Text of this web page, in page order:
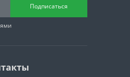
Подписаться